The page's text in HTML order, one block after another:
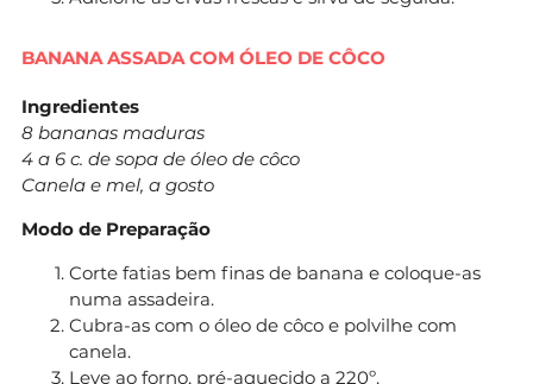
BANANA ASSADA COM ÓLEO DE CÔCO
Ingredientes
8 bananas maduras
4 a 6 c. de sopa de óleo de côco
Canela e mel, a gosto
Modo de Preparação
Corte fatias bem finas de banana e coloque-as
numa assadeira.
Cubra-as com o óleo de côco e polvilhe com
canela.
Leve ao forno, pré-aquecido a 220º.